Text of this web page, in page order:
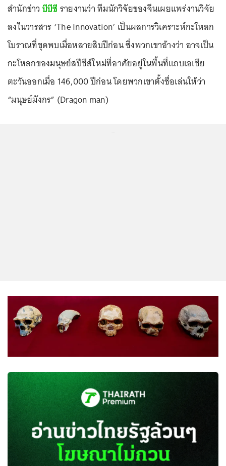
สำนักข่าว บีบีซี รายงานว่า ทีมนักวิจัยของจีนเผยแพร่งานวิจัย
ลงในวารสาร ‘The Innovation’ เป็นผลการวิเคราะห์กะโหลก
โบราณที่ขุดพบเมื่อหลายสิบปีก่อน ซึ่งพวกเขาอ้างว่า อาจเป็น
กะโหลกของมนุษย์สปีชีส์ใหม่ที่อาศัยอยู่ในพื้นที่แถบเอเชีย
ตะวันออกเมื่อ 146,000 ปีก่อน โดยพวกเขาตั้งชื่อเล่นให้ว่า
“มนุษย์มังกร” (Dragon man)